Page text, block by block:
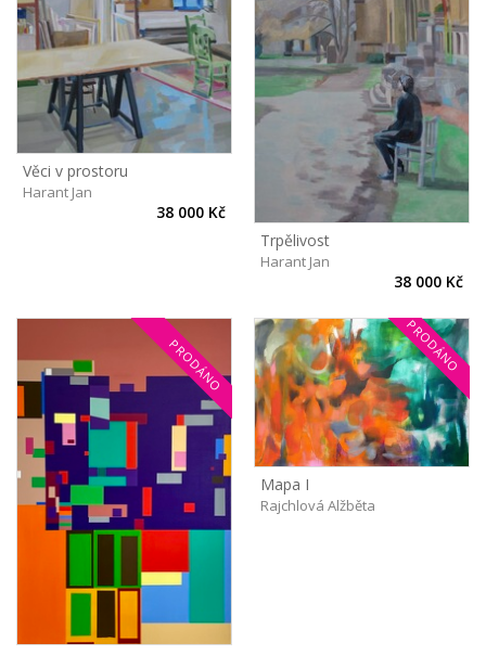
Věci v prostoru
Harant Jan
38 000 Kč
Trpělivost
Harant Jan
38 000 Kč
PRODÁNO PRODÁNO
Mapa I
Rajchlová Alžběta